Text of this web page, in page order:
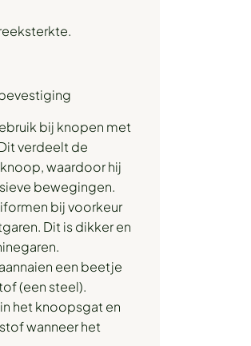
bij knopen met
verdeelt de
waardoor hij
bewegingen.
bij voorkeur
Dit is dikker en
een beetje
(een steel).
het knoopsgat en
wanneer het